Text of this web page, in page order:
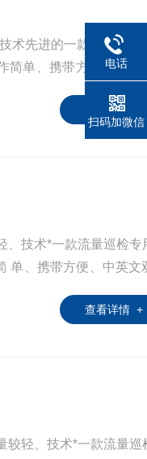
术先进的一款流量巡检
简单、携带方便、中英
查看详情 +
、技术*一款流量巡检专
单、携带方便、中英文
查看详情 +
较轻、技术*一款流量巡
电话
扫码加微信